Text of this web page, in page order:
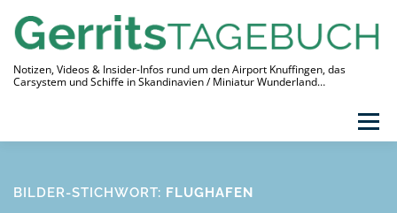
Inhalt
springen
Notizen, Videos & Insider-Infos rund um den Airport Knuffingen, das
Carsystem und Schiffe in Skandinavien / Miniatur Wunderland…
Menü
LINKS
BILDER-STICHWORT: FLUGHAFEN